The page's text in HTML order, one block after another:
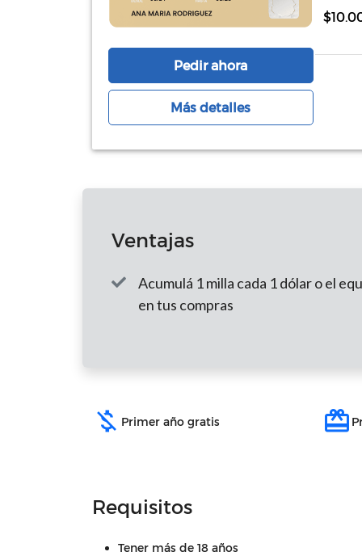
Pedir ahora
Más detalles
Ventajas
Acumulá 1 milla cada 1 dólar o el
en tus compras
money_off Primer año gratis redeem
Requisitos
Tener más de 18 años